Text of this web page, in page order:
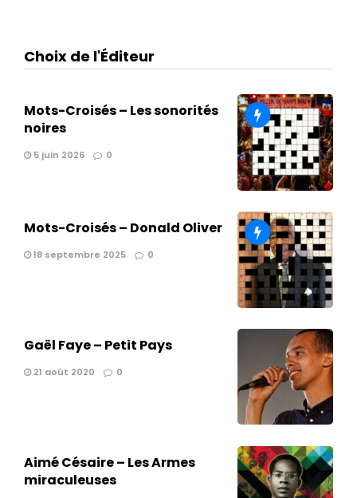
Choix de l'Éditeur
Mots-Croisés – Les sonorités
noires
5 juin 2026 0
Mots-Croisés – Donald Oliver
18 septembre 2025 0
Gaël Faye – Petit Pays
21 août 2020 0
Aimé Césaire – Les Armes
miraculeuses